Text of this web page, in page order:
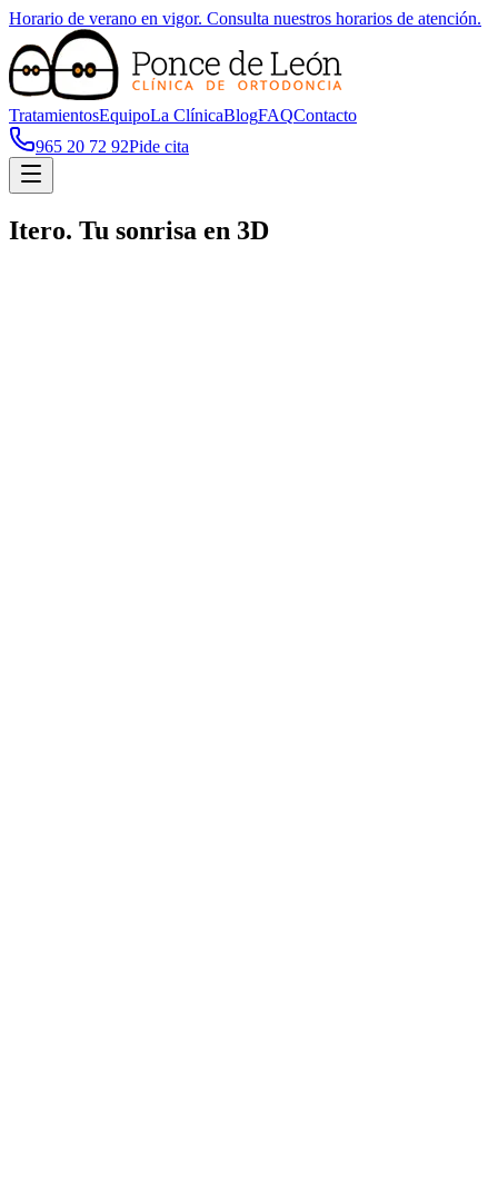
Horario de verano en vigor. Consulta nuestros horarios de atención.
TratamientosEquipoLa ClínicaBlogFAQContacto
965 20 72 92Pide cita
Itero. Tu sonrisa en 3D